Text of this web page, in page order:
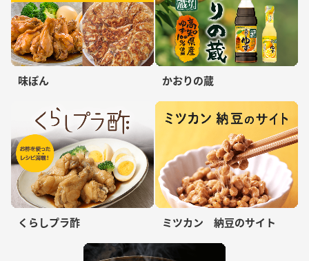
味ぽん かおりの蔵
くらしプラ酢 ミツカン 納豆のサイト